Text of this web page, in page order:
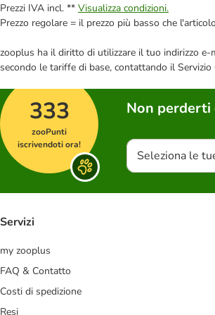
Prezzi IVA incl. ** Visualizza condizioni.
Prezzo regolare = il prezzo più basso che
zooplus ha il diritto di utilizzare il tuo indirizzo
secondo le tariffe di base, contattando il
333
zooPunti
iscrivendoti ora!
Non perderti
Seleziona le
Servizi
my zooplus
FAQ & Contatto
Costi di spedizione
Resi